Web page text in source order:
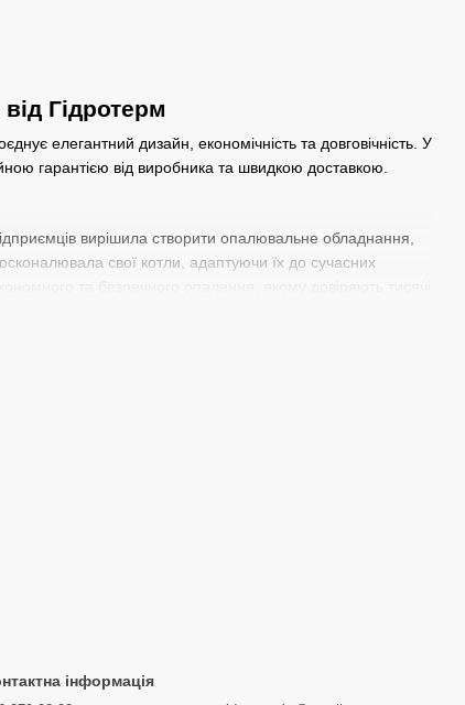
Гідротерм
елегантний дизайн, економічність та довговічність. У
гарантією від виробника та швидкою доставкою.
вирішила створити опалювальне обладнання,
свої котли, адаптуючи їх до сучасних
інформація